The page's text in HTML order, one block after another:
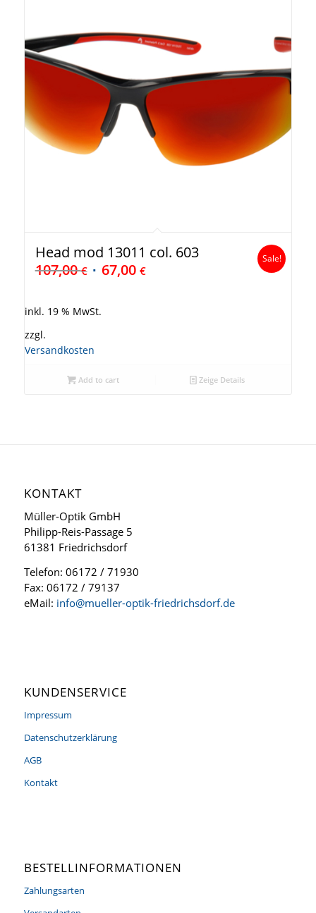
Head mod 13011 col. 603
107,00€ 67,00 €
Sale!
inkl. 19 % MwSt.
zzgl.
Versandkosten
Add to cart Zeige Details
KONTAKT
Müller-Optik GmbH
Philipp-Reis-Passage 5
61381 Friedrichsdorf
Telefon: 06172 / 71930
Fax: 06172 / 79137
eMail: info@mueller-optik-friedrichsdorf.de
KUNDENSERVICE
Impressum
Datenschutzerklärung
AGB
Kontakt
BESTELLINFORMATIONEN
Zahlungsarten